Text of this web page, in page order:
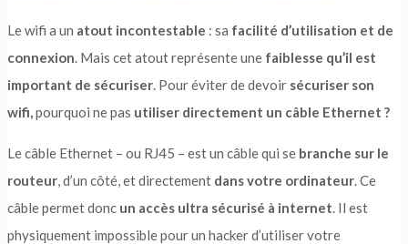
Le wifi a un atout incontestable : sa facilité d’utilisation et de
connexion. Mais cet atout représente une faiblesse qu’il est
important de sécuriser. Pour éviter de devoir sécuriser son
wifi,pourquoi ne pas utiliser directement un câble Ethernet ?
Le câble Ethernet – ou RJ45 – est un câble qui se branche sur le
routeur, d’un côté, et directement dans votre ordinateur. Ce
câble permet donc un accès ultra sécurisé à internet. Il est
physiquement impossible pour un hacker d’utiliser votre